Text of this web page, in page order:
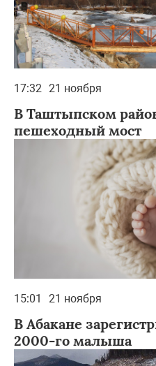
17:32 21 ноября
В Таштыпском
пешеходный мост
15:01 21 ноября
В Абакане
2000-го малыша